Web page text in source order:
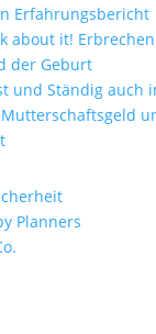
Erfahrungsbericht
about it!
der Geburt
und Ständig auch
Planners